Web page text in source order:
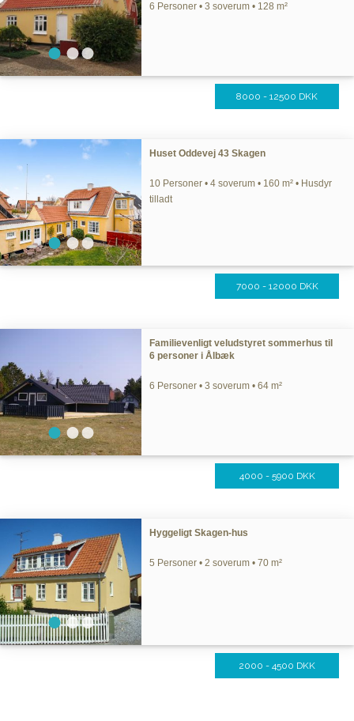
6 Personer • 3 soverum • 128 m²
8000 - 12500 DKK
Huset Oddevej 43 Skagen
10 Personer • 4 soverum • 160 m² • Husdyr
tilladt
7000 - 12000 DKK
Familievenligt veludstyret sommerhus til
6 personer i Ålbæk
6 Personer • 3 soverum • 64 m²
4000 - 5900 DKK
Hyggeligt Skagen-hus
5 Personer • 2 soverum • 70 m²
2000 - 4500 DKK